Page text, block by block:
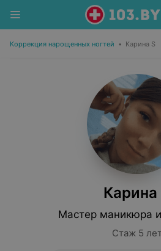
Коррекция нарощенных ногтей • Карина S
Карина
Мастер маникюра
Стаж 5